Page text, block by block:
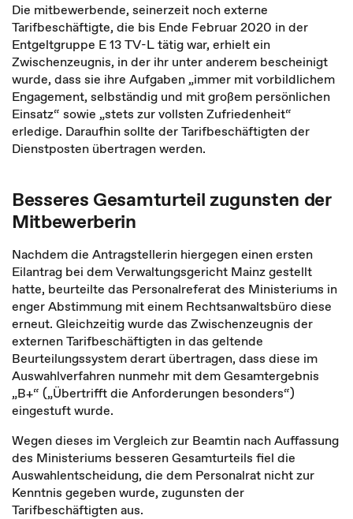
Die mitbewerbende, seinerzeit noch externe
Tarifbeschäftigte, die bis Ende Februar 2020 in der
Entgeltgruppe E 13 TV-L tätig war, erhielt ein
Zwischenzeugnis, in der ihr unter anderem bescheinigt
wurde, dass sie ihre Aufgaben „immer mit vorbildlichem
Engagement, selbständig und mit großem persönlichen
Einsatz“ sowie „stets zur vollsten Zufriedenheit“
erledige. Daraufhin sollte der Tarifbeschäftigten der
Dienstposten übertragen werden.
Besseres Gesamturteil zugunsten der
Mitbewerberin
Nachdem die Antragstellerin hiergegen einen ersten
Eilantrag bei dem Verwaltungsgericht Mainz gestellt
hatte, beurteilte das Personalreferat des Ministeriums in
enger Abstim­mung mit einem Rechtsanwaltsbüro diese
erneut. Gleichzeitig wurde das Zwischen­zeugnis der
externen Tarifbeschäftigten in das geltende
Beurteilungssystem derart übertragen, dass diese im
Auswahlverfahren nunmehr mit dem Gesamtergebnis
„B+“ („Übertrifft die Anforderungen besonders“)
eingestuft wurde.
Wegen dieses im Vergleich zur Beamtin nach Auffassung
des Ministeriums besseren Gesamturteils fiel die
Auswahlentscheidung, die dem Personalrat nicht zur
Kenntnis gegeben wurde, zugunsten der
Tarifbeschäftigten aus.